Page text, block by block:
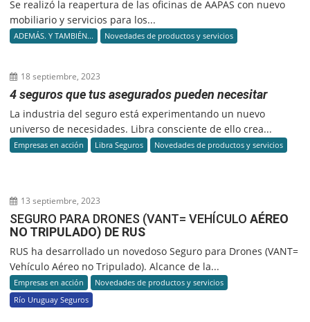
Se realizó la reapertura de las oficinas de AAPAS con nuevo
mobiliario y servicios para los...
ADEMÁS. Y TAMBIÉN... Novedades de productos y servicios
18 septiembre, 2023
4 seguros que tus asegurados pueden necesitar
La industria del seguro está experimentando un nuevo
universo de necesidades. Libra consciente de ello crea...
Empresas en acción Libra Seguros Novedades de productos y servicios
13 septiembre, 2023
SEGURO PARA DRONES (VANT= VEHÍCULOAÉREO
NO TRIPULADO) DE RUS
RUS ha desarrollado un novedoso Seguro para Drones (VANT=
Vehículo Aéreo no Tripulado). Alcance de la...
Empresas en acción
Novedades de productos y servicios
Río Uruguay Seguros